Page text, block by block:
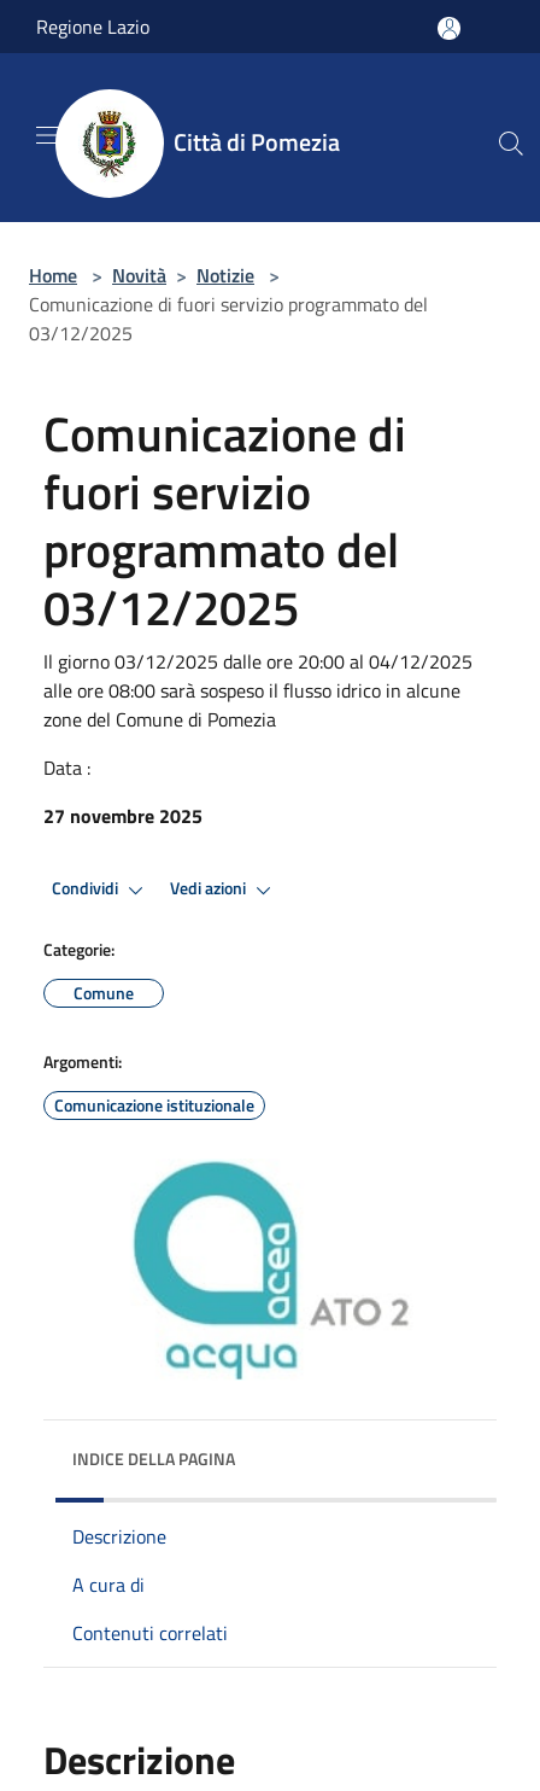
Salta al contenuto principale
Regione Lazio
Città di Pomezia
Home > Novità > Notizie >
Comunicazione di fuori servizio programmato del
03/12/2025
Comunicazione di
fuori servizio
programmato del
03/12/2025
Il giorno 03/12/2025 dalle ore 20:00 al 04/12/2025
alle ore 08:00 sarà sospeso il flusso idrico in alcune
zone del Comune di Pomezia
Data :
27 novembre 2025
Condividi Vedi azioni
Categorie:
Comune
Argomenti:
Comunicazione istituzionale
INDICE DELLA PAGINA
Descrizione
A cura di
Contenuti correlati
Descrizione